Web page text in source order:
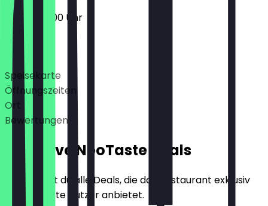
06:00 - 18:00 Uhr
Deals
Speisekarte
Öffnungszeiten
Ort
Bewertungen
Exklusive NeoTaste Deals
Hier findest du alle Deals, die das Restaurant exklusiv
für NeoTaste Nutzer anbietet.